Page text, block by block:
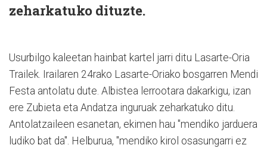
zeharkatuko dituzte.
Usurbilgo kaleetan hainbat kartel jarri ditu Lasarte-Oria
Trailek. Irailaren 24rako Lasarte-Oriako bosgarren Mendi
Festa antolatu dute. Albistea lerrootara dakarkigu, izan
ere Zubieta eta Andatza inguruak zeharkatuko ditu.
Antolatzaileen esanetan, ekimen hau "mendiko jarduera
ludiko bat da". Helburua, "mendiko kirol osasungarri ez